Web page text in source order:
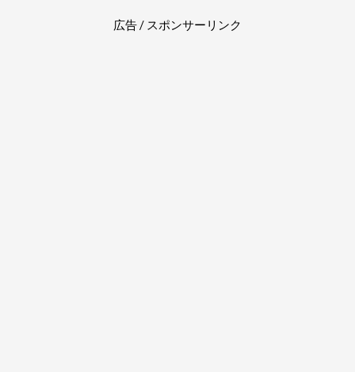
広告 / スポンサーリンク